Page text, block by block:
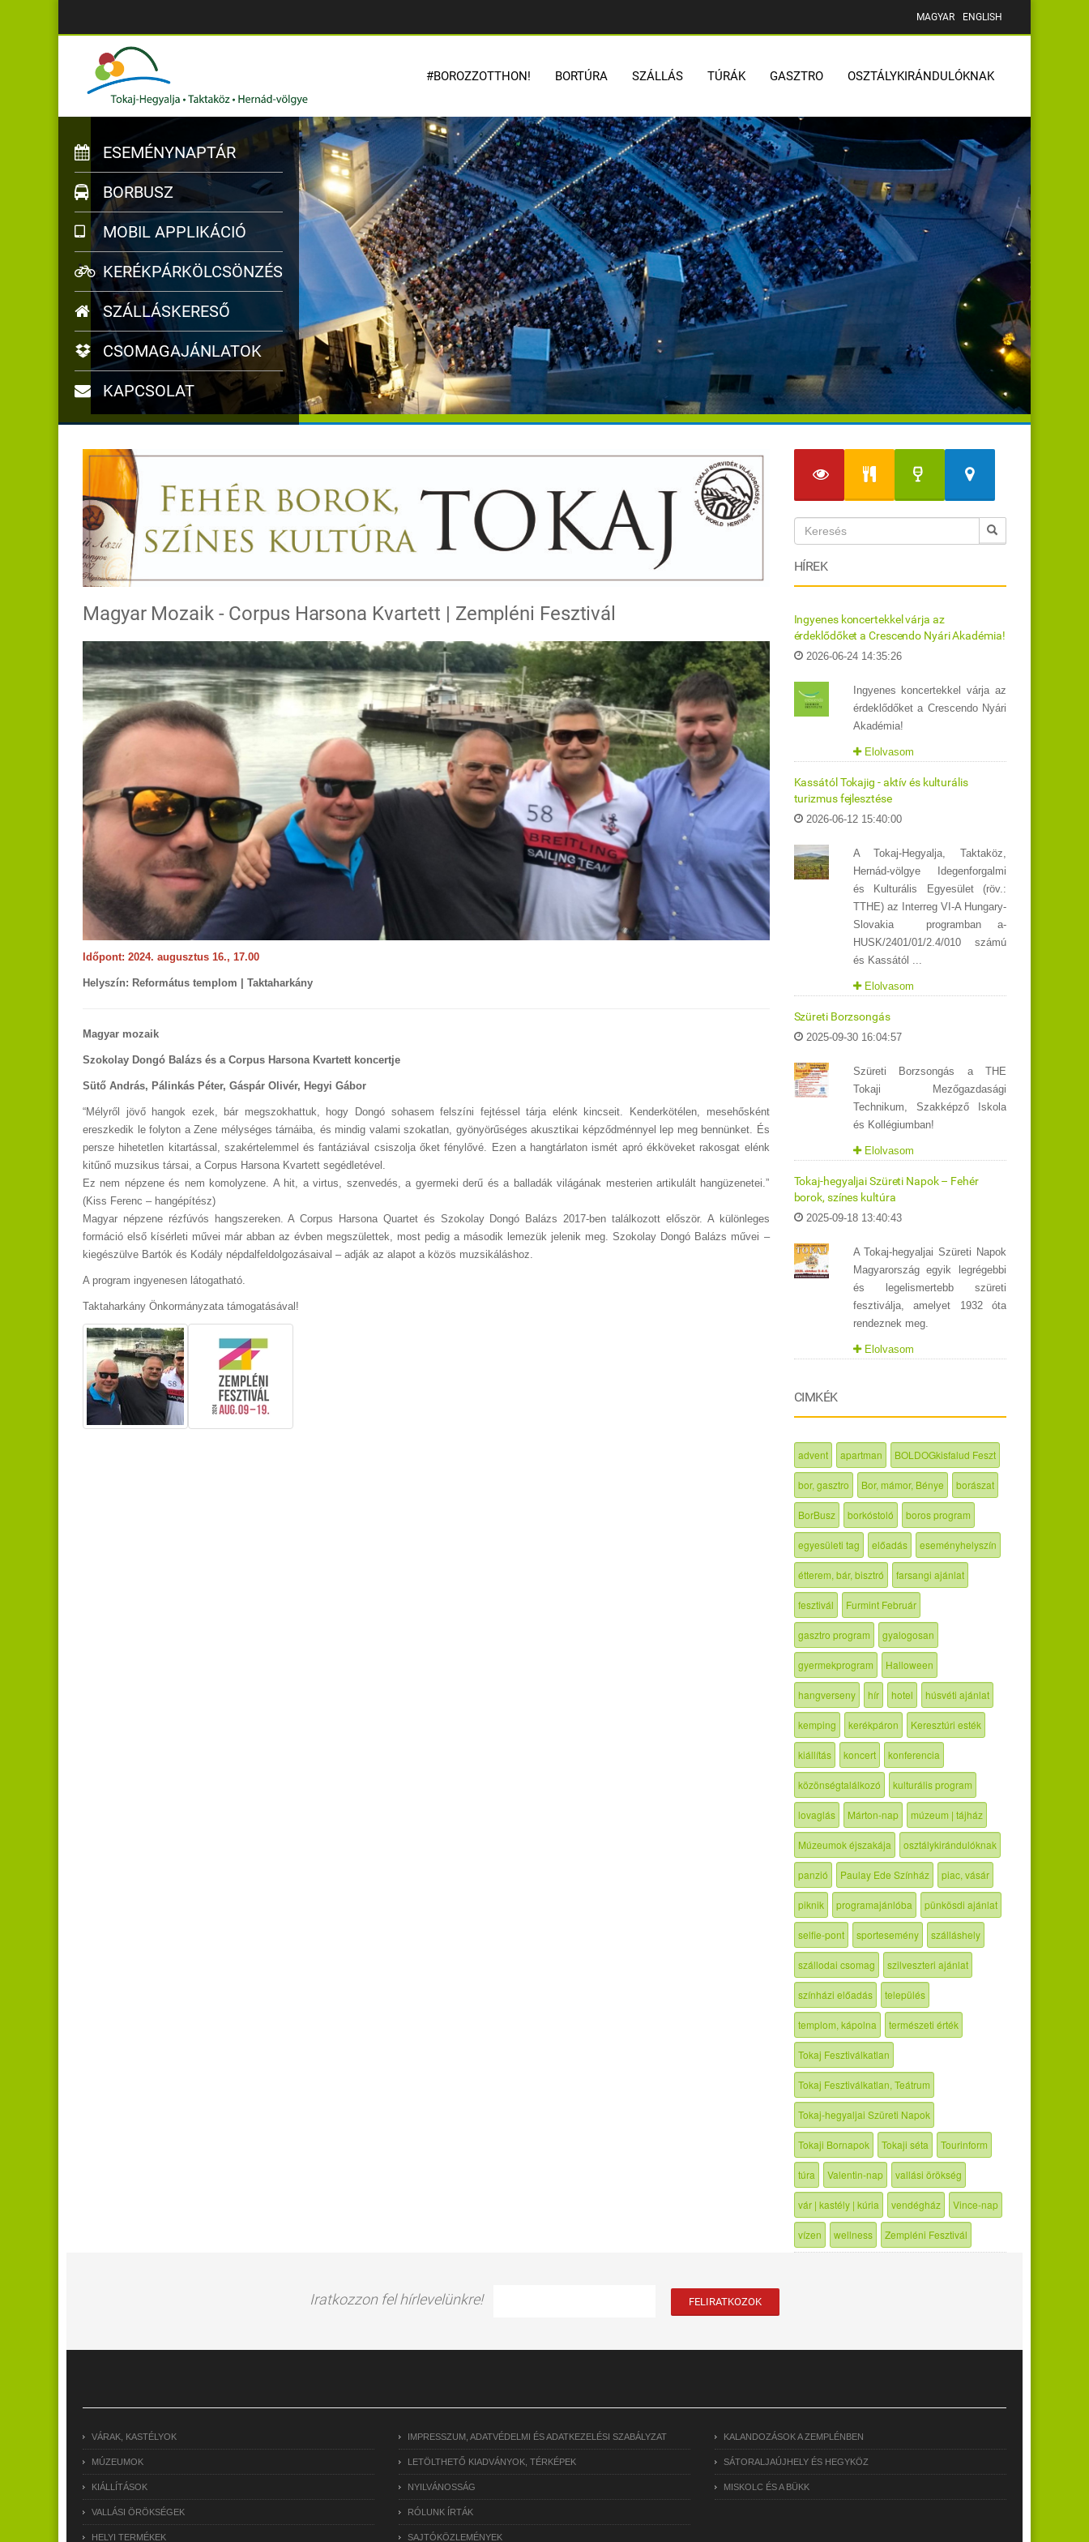
MAGYAR ENGLISH
#BOROZZOTTHON! BORTÚRA SZÁLLÁS TÚRÁK GASZTRO OSZTÁLYKIRÁNDULÓKNAK
ESEMÉNYNAPTÁR
BORBUSZ
MOBIL APPLIKÁCIÓ
KERÉKPÁRKÖLCSÖNZÉS
SZÁLLÁSKERESŐ
CSOMAGAJÁNLATOK
KAPCSOLAT
Magyar Mozaik - Corpus Harsona Kvartett | Zempléni Fesztivál
Időpont: 2024. augusztus 16., 17.00
Helyszín: Református templom | Taktaharkány
Magyar mozaik
Szokolay Dongó Balázs és a Corpus Harsona Kvartett koncertje
Sütő András, Pálinkás Péter, Gáspár Olivér, Hegyi Gábor
“Mélyről jövő hangok ezek, bár megszokhattuk, hogy Dongó sohasem felszíni fejtéssel tárja elénk kincseit. Kenderkötélen, mesehősként
ereszkedik le folyton a Zene mélységes tárnáiba, és mindig valami szokatlan, gyönyörűséges akusztikai képződménnyel lep meg bennünket. És
persze hihetetlen kitartással, szakértelemmel és fantáziával csiszolja őket fénylővé. Ezen a hangtárlaton ismét apró ékköveket rakosgat elénk
kitűnő muzsikus társai, a Corpus Harsona Kvartett segédletével.
Ez nem népzene és nem komolyzene. A hit, a virtus, szenvedés, a gyermeki derű és a balladák világának mesterien artikulált hangüzenetei.”
(Kiss Ferenc – hangépítész)
Magyar népzene rézfúvós hangszereken. A Corpus Harsona Quartet és Szokolay Dongó Balázs 2017-ben találkozott először. A különleges
formáció első kísérleti művei már abban az évben megszülettek, most pedig a második lemezük jelenik meg. Szokolay Dongó Balázs művei –
kiegészülve Bartók és Kodály népdalfeldolgozásaival – adják az alapot a közös muzsikáláshoz.
A program ingyenesen látogatható.
Taktaharkány Önkormányzata támogatásával!
HÍREK
Ingyenes koncertekkel várja az
érdeklődőket a Crescendo Nyári Akadémia!
2026-06-24 14:35:26
Ingyenes koncertekkel várja az
érdeklődőket a Crescendo Nyári
Akadémia!
Elolvasom
Kassától Tokajig - aktív és kulturális
turizmus fejlesztése
2026-06-12 15:40:00
A Tokaj-Hegyalja, Taktaköz,
Hernád-völgye Idegenforgalmi
és Kulturális Egyesület (röv.:
TTHE) az Interreg VI-A Hungary-
Slovakia programban a-
HUSK/2401/01/2.4/010 számú
és Kassától ...
Elolvasom
Szüreti Borzsongás
2025-09-30 16:04:57
Szüreti Borzsongás a THE
Tokaji Mezőgazdasági
Technikum, Szakképző Iskola
és Kollégiumban!
Elolvasom
Tokaj-hegyaljai Szüreti Napok – Fehér
borok, színes kultúra
2025-09-18 13:40:43
A Tokaj-hegyaljai Szüreti Napok
Magyarország egyik legrégebbi
és legelismertebb szüreti
fesztiválja, amelyet 1932 óta
rendeznek meg.
Elolvasom
CIMKÉK
advent apartman BOLDOGkisfalud Feszt
bor, gasztro Bor, mámor, Bénye borászat
BorBusz borkóstoló boros program
egyesületi tag előadás eseményhelyszín
étterem, bár, bisztró farsangi ajánlat
fesztivál Furmint Február
gasztro program gyalogosan
gyermekprogram Halloween
hangverseny hír hotel húsvéti ajánlat
kemping kerékpáron Keresztúri esték
kiállítás koncert konferencia
közönségtalálkozó kulturális program
lovaglás Márton-nap múzeum | tájház
Múzeumok éjszakája osztálykirándulóknak
panzió Paulay Ede Színház piac, vásár
piknik programajánlóba pünkösdi ajánlat
selfie-pont sportesemény szálláshely
szállodai csomag szilveszteri ajánlat
színházi előadás település
templom, kápolna természeti érték
Tokaj Fesztiválkatlan
Tokaj Fesztiválkatlan, Teátrum
Tokaj-hegyaljai Szüreti Napok
Tokaji Bornapok Tokaji séta Tourinform
túra Valentin-nap vallási örökség
vár | kastély | kúria vendégház Vince-nap
vízen wellness Zempléni Fesztivál
Iratkozzon fel hírlevelünkre!
VÁRAK, KASTÉLYOK
MÚZEUMOK
KIÁLLÍTÁSOK
VALLÁSI ÖRÖKSÉGEK
HELYI TERMÉKEK
IMPRESSZUM, ADATVÉDELMI ÉS ADATKEZELÉSI SZABÁLYZAT
LETÖLTHETŐ KIADVÁNYOK, TÉRKÉPEK
NYILVÁNOSSÁG
RÓLUNK ÍRTÁK
SAJTÓKÖZLEMÉNYEK
KALANDOZÁSOK A ZEMPLÉNBEN
SÁTORALJAÚJHELY ÉS HEGYKÖZ
MISKOLC ÉS A BÜKK